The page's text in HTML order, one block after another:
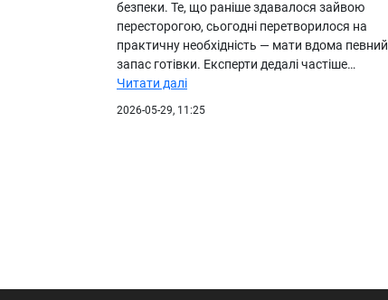
безпеки. Те, що раніше здавалося зайвою
пересторогою, сьогодні перетворилося на
практичну необхідність — мати вдома певний
запас готівки. Експерти дедалі частіше…
Читати далі
2026-05-29, 11:25